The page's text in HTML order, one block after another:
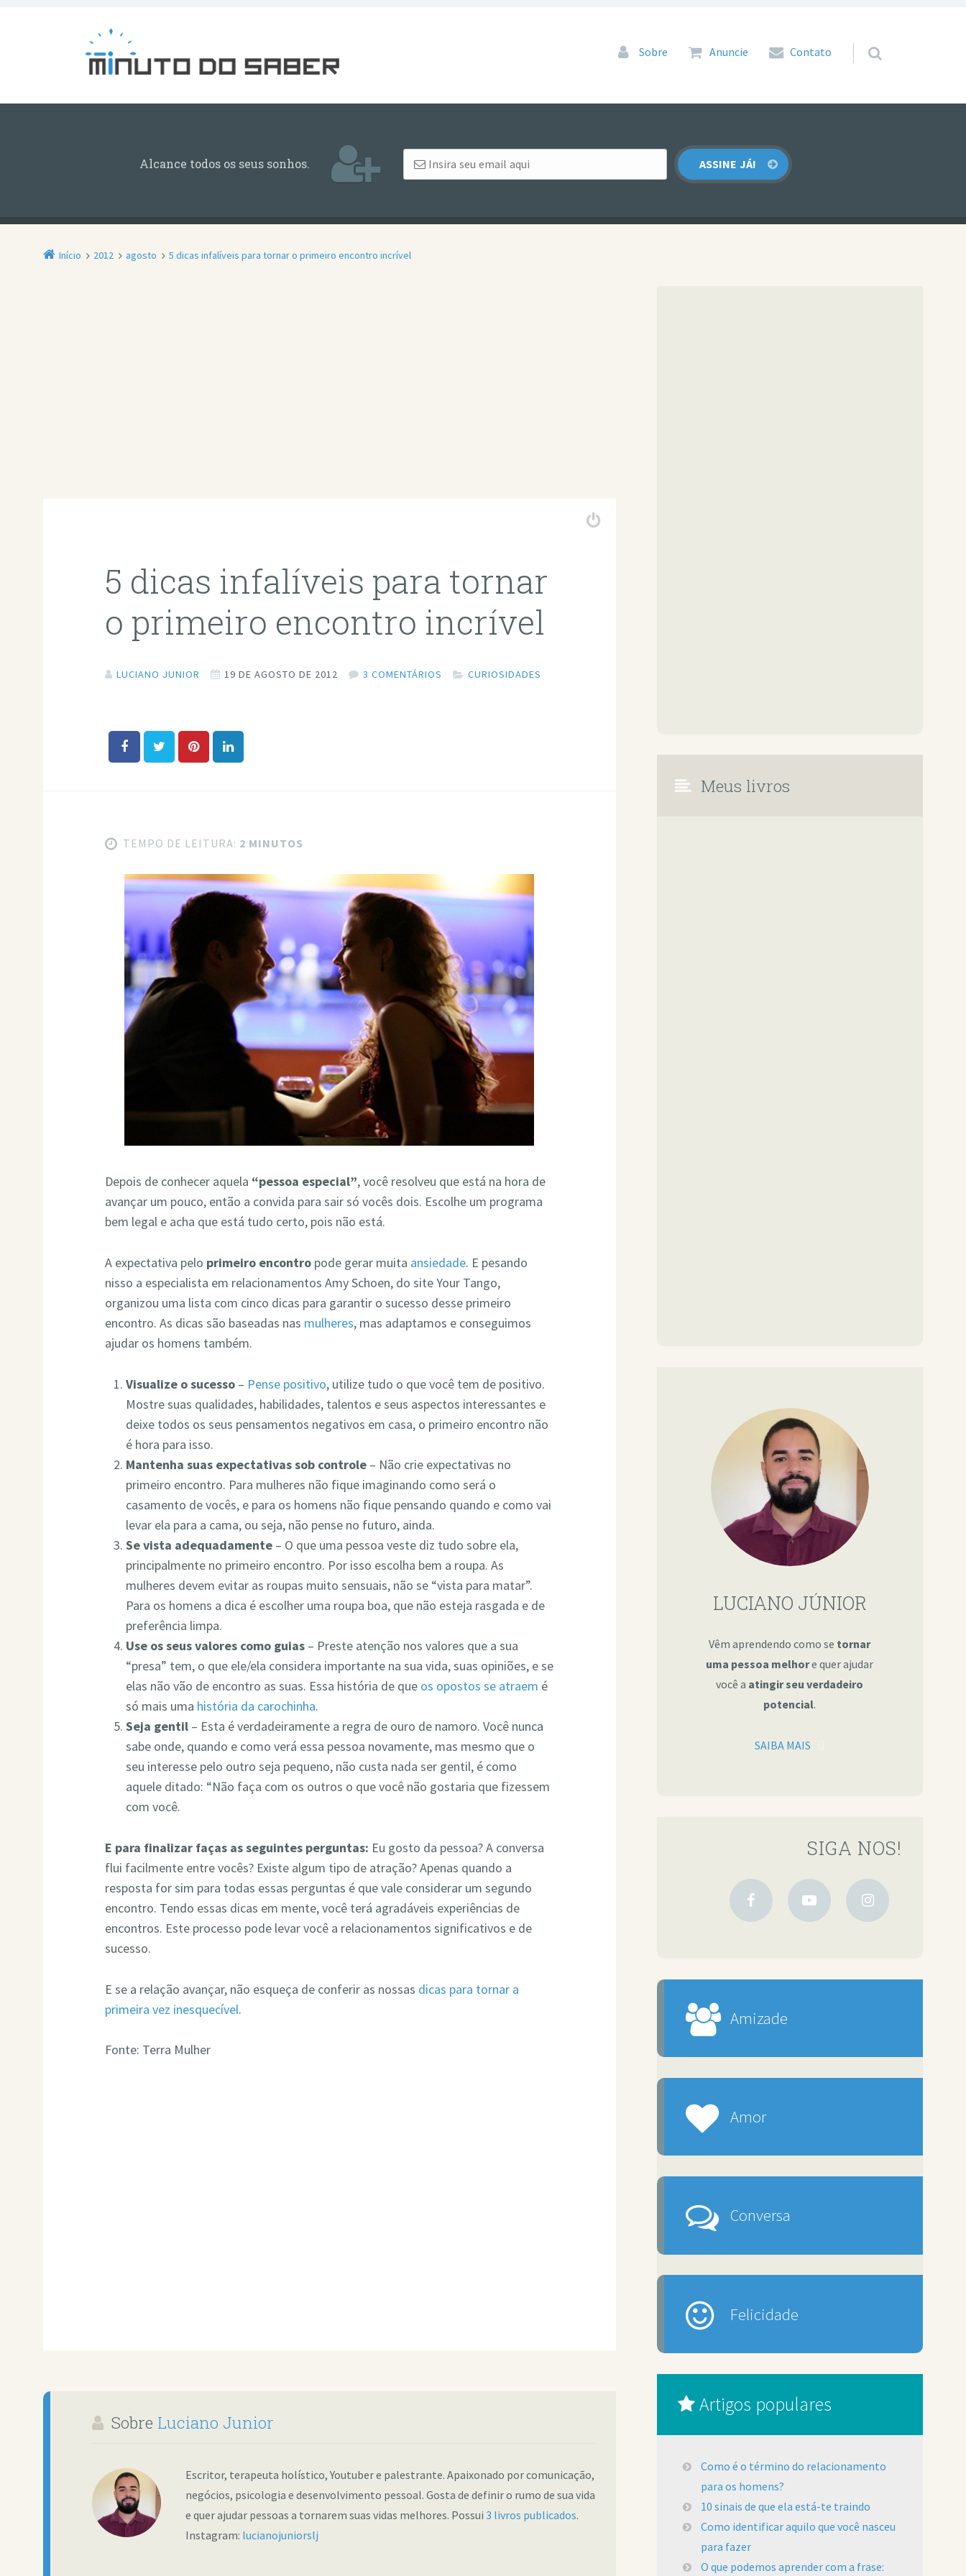
Pular para o conteúdo
Sobre Anuncie Contato
Alcance todos os seus sonhos.
Início 2012 agosto 5 dicas infalíveis para tornar o primeiro encontro incrível
5 dicas infalíveis para tornar
o primeiro encontro incrível
LUCIANO JUNIOR 19 DE AGOSTO DE 2012 3 COMENTÁRIOS CURIOSIDADES
TEMPO DE LEITURA: 2 MINUTOS
Depois de conhecer aquela “pessoa especial”, você resolveu que está na hora de
avançar um pouco, então a convida para sair só vocês dois. Escolhe um programa
bem legal e acha que está tudo certo, pois não está.
A expectativa pelo primeiro encontro pode gerar muita ansiedade. E pesando
nisso a especialista em relacionamentos Amy Schoen, do site Your Tango,
organizou uma lista com cinco dicas para garantir o sucesso desse primeiro
encontro. As dicas são baseadas nas mulheres, mas adaptamos e conseguimos
ajudar os homens também.
Visualize o sucesso – Pense positivo, utilize tudo o que você tem de positivo.
Mostre suas qualidades, habilidades, talentos e seus aspectos interessantes e
deixe todos os seus pensamentos negativos em casa, o primeiro encontro não
é hora para isso.
Mantenha suas expectativas sob controle – Não crie expectativas no
primeiro encontro. Para mulheres não fique imaginando como será o
casamento de vocês, e para os homens não fique pensando quando e como vai
levar ela para a cama, ou seja, não pense no futuro, ainda.
Se vista adequadamente – O que uma pessoa veste diz tudo sobre ela,
principalmente no primeiro encontro. Por isso escolha bem a roupa. As
mulheres devem evitar as roupas muito sensuais, não se “vista para matar”.
Para os homens a dica é escolher uma roupa boa, que não esteja rasgada e de
preferência limpa.
Use os seus valores como guias – Preste atenção nos valores que a sua
“presa” tem, o que ele/ela considera importante na sua vida, suas opiniões, e se
elas não vão de encontro as suas. Essa história de que os opostos se atraem é
só mais uma história da carochinha.
Seja gentil – Esta é verdadeiramente a regra de ouro de namoro. Você nunca
sabe onde, quando e como verá essa pessoa novamente, mas mesmo que o
seu interesse pelo outro seja pequeno, não custa nada ser gentil, é como
aquele ditado: “Não faça com os outros o que você não gostaria que fizessem
com você.
E para finalizar faças as seguintes perguntas: Eu gosto da pessoa? A conversa
flui facilmente entre vocês? Existe algum tipo de atração? Apenas quando a
resposta for sim para todas essas perguntas é que vale considerar um segundo
encontro. Tendo essas dicas em mente, você terá agradáveis experiências de
encontros. Este processo pode levar você a relacionamentos significativos e de
sucesso.
E se a relação avançar, não esqueça de conferir as nossas dicas para tornar a
primeira vez inesquecível.
Fonte: Terra Mulher
Sobre Luciano Junior
Escritor, terapeuta holístico, Youtuber e palestrante. Apaixonado por comunicação,
negócios, psicologia e desenvolvimento pessoal. Gosta de definir o rumo de sua vida
e quer ajudar pessoas a tornarem suas vidas melhores. Possui 3 livros publicados.
Instagram: lucianojuniorslj
Meus livros
LUCIANO JÚNIOR
Vêm aprendendo como se tornar
uma pessoa melhore quer ajudar
você a atingir seu verdadeiro
potencial.
SAIBA MAIS
SIGA NOS!
Amizade
Amor
Conversa
Felicidade
Artigos populares
Como é o término do relacionamento
para os homens?
10 sinais de que ela está-te traindo
Como identificar aquilo que você nasceu
para fazer
O que podemos aprender com a frase: